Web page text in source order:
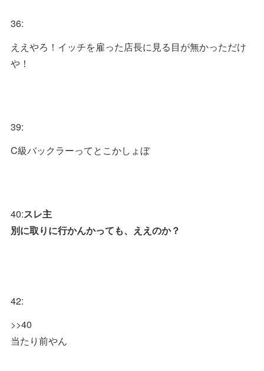
36:
ええやろ！イッチを雇った店長に見る目が無かっただけ
や！
39:
C級バックラーってとこかしょぼ
40:スレ主
別に取りに行かんかっても、ええのか？
42:
>>40
当たり前やん